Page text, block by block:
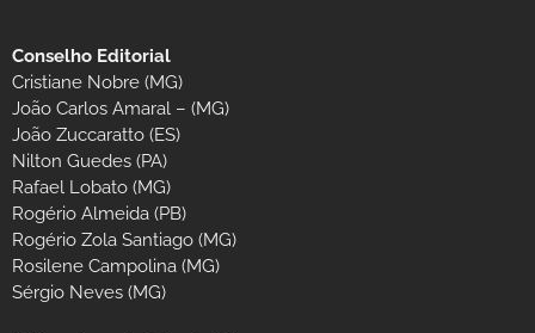
Conselho Editorial
Cristiane Nobre (MG)
João Carlos Amaral – (MG)
João Zuccaratto (ES)
Nilton Guedes (PA)
Rafael Lobato (MG)
Rogério Almeida (PB)
Rogério Zola Santiago (MG)
Rosilene Campolina (MG)
Sérgio Neves (MG)